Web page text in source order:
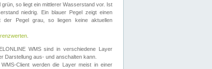
so liegt ein mittlerer Wasserstand vor. Ist
niedrig. Ein blauer Pegel zeigt einen
der Pegel grau, so liegen keine aktuellen
WMS sind in verschiedene Layer
Darstellung aus- und anschalten kann.
Client werden die Layer meist in einer